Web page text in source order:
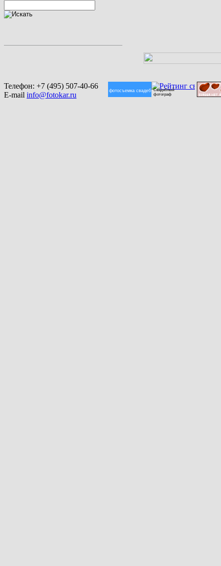
Телефон: +7 (495) 507-40-66
E-mail info@fotokar.ru
Свадебный
фотограф
фотосъемка свадеб